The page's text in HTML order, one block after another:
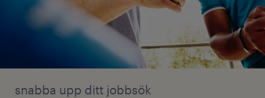
snabba upp ditt jobbsök